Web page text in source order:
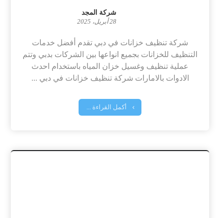
شركة المجد
28 أبريل، 2025
شركة تنظيف خزانات في دبي تقدم أفضل خدمات
التنظيف للخزانات بجميع انواعها بين الشركات بدبي وتتم
عملية تنظيف وغسيل خزان المياه باستخدام احدث
الادوات بالامارات شركة تنظيف خزانات في دبي ...
أكمل القراءة ...